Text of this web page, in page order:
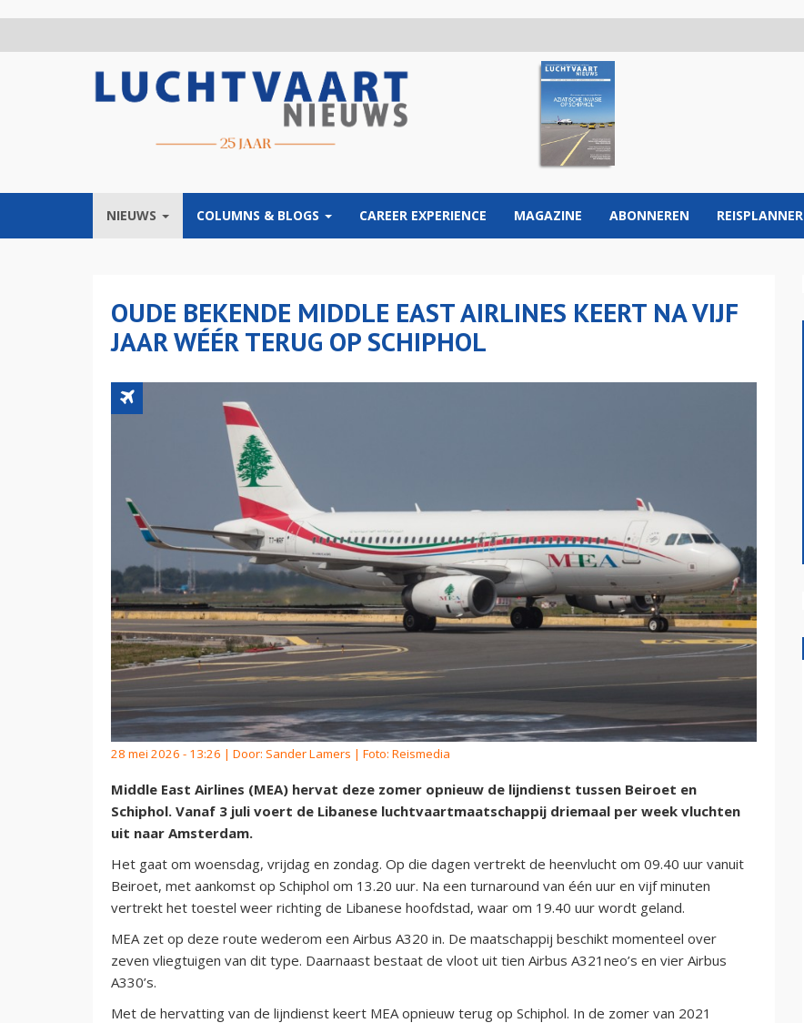
NIEUWS COLUMNS & BLOGS CAREER EXPERIENCE MAGAZINE ABONNEREN REISPLANNER
OUDE BEKENDE MIDDLE EAST AIRLINES KEERT NA VIJF
JAAR WÉÉR TERUG OP SCHIPHOL
28 mei 2026 - 13:26 | Door: Sander Lamers | Foto: Reismedia
Middle East Airlines (MEA) hervat deze zomer opnieuw de lijndienst tussen Beiroet en
Schiphol. Vanaf 3 juli voert de Libanese luchtvaartmaatschappij driemaal per week vluchten
uit naar Amsterdam.
Het gaat om woensdag, vrijdag en zondag. Op die dagen vertrekt de heenvlucht om 09.40 uur vanuit
Beiroet, met aankomst op Schiphol om 13.20 uur. Na een turnaround van één uur en vijf minuten
vertrekt het toestel weer richting de Libanese hoofdstad, waar om 19.40 uur wordt geland.
MEA zet op deze route wederom een Airbus A320 in. De maatschappij beschikt momenteel over
zeven vliegtuigen van dit type. Daarnaast bestaat de vloot uit tien Airbus A321neo’s en vier Airbus
A330’s.
Met de hervatting van de lijndienst keert MEA opnieuw terug op Schiphol. In de zomer van 2021